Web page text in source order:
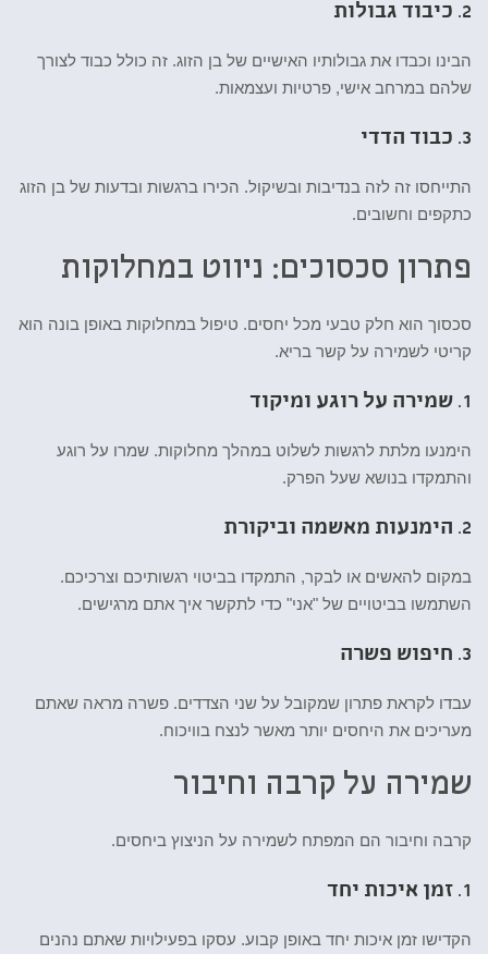
2. כיבוד גבולות
הבינו וכבדו את גבולותיו האישיים של בן הזוג. זה כולל כבוד לצורך
שלהם במרחב אישי, פרטיות ועצמאות.
3. כבוד הדדי
התייחסו זה לזה בנדיבות ובשיקול. הכירו ברגשות ובדעות של בן הזוג
כתקפים וחשובים.
פתרון סכסוכים: ניווט במחלוקות
סכסוך הוא חלק טבעי מכל יחסים. טיפול במחלוקות באופן בונה הוא
קריטי לשמירה על קשר בריא.
1. שמירה על רוגע ומיקוד
הימנעו מלתת לרגשות לשלוט במהלך מחלוקות. שמרו על רוגע
והתמקדו בנושא שעל הפרק.
2. הימנעות מאשמה וביקורת
במקום להאשים או לבקר, התמקדו בביטוי רגשותיכם וצרכיכם.
השתמשו בביטויים של "אני" כדי לתקשר איך אתם מרגישים.
3. חיפוש פשרה
עבדו לקראת פתרון שמקובל על שני הצדדים. פשרה מראה שאתם
מעריכים את היחסים יותר מאשר לנצח בוויכוח.
שמירה על קרבה וחיבור
קרבה וחיבור הם המפתח לשמירה על הניצוץ ביחסים.
1. זמן איכות יחד
הקדישו זמן איכות יחד באופן קבוע. עסקו בפעילויות שאתם נהנים